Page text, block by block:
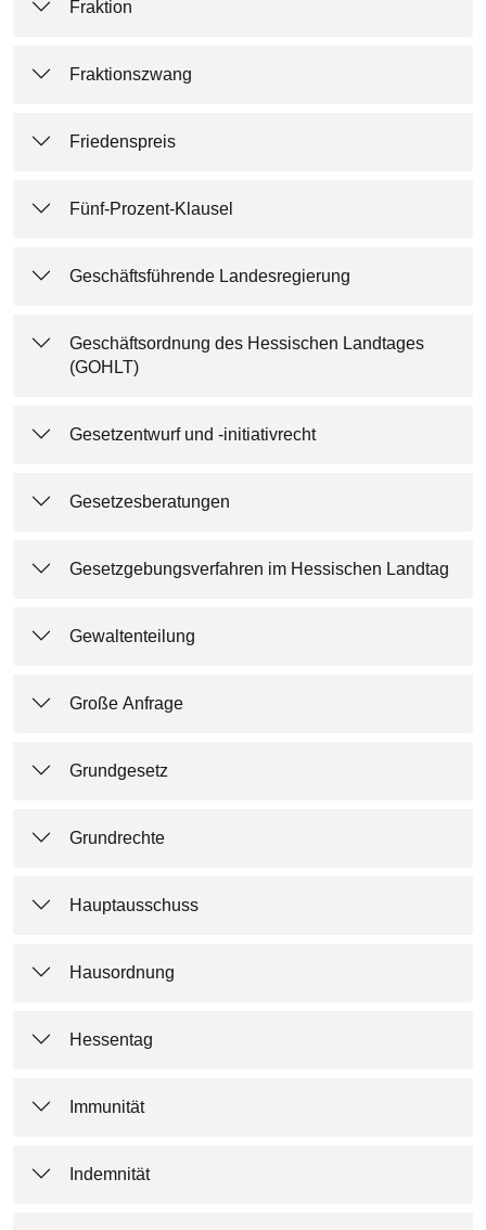
Fraktion
Fraktionszwang
Friedenspreis
Fünf-Prozent-Klausel
Geschäftsführende Landesregierung
Geschäftsordnung des Hessischen Landtages
(GOHLT)
Gesetzentwurf und -initiativrecht
Gesetzesberatungen
Gesetzgebungsverfahren im Hessischen Landtag
Gewaltenteilung
Große Anfrage
Grundgesetz
Grundrechte
Hauptausschuss
Hausordnung
Hessentag
Immunität
Indemnität